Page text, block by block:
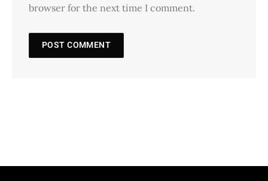
browser for the next time I comment.